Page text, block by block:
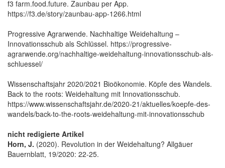
f3 farm.food.future. Zaunbau per App.
https://f3.de/story/zaunbau-app-1266.html
Progressive Agrarwende. Nachhaltige Weidehaltung –
Innovationsschub als Schlüssel. https://progressive-
agrarwende.org/nachhaltige-weidehaltung-innovationsschub-als-
schluessel/
Wissenschaftsjahr 2020/2021 Bioökonomie. Köpfe des Wandels.
Back to the roots: Weidehaltung mit Innovationsschub.
https://www.wissenschaftsjahr.de/2020-21/aktuelles/koepfe-des-
wandels/back-to-the-roots-weidehaltung-mit-innovationsschub
nicht redigierte Artikel
Horn, J. (2020). Revolution in der Weidehaltung? Allgäuer
Bauernblatt, 19/2020: 22-25.